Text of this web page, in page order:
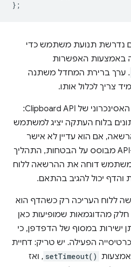
תנועת משתמש כדי
האפשרות
ברירת המחדל משתנה
לכלול אותו.
כאן נכנס לתמונה האופי האסינכרוני של Clipboard API:
בלוח העתקה יציג למשתמש
אם הוא עדיין לא אישר
אותה. מכיוון שממשק ה-API מבוסס על הבטחות, התהליך
דוחה את ההרשאה ללוח
יכול להגיב בהתאם.
העריכה רק כשהדף הוא
מהדוגמאות שמופיעות כאן
במסוף של הדפדפן, כי
הפעילה. יש טריק: דחיית
setTimeout() , ואז